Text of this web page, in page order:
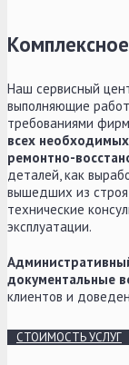
Наш сервисный
выполняющие
требованиями
всех
ремонтно-
деталей, как
вышедших из
технические
эксплуатации.
документальные
клиентов и
СТОИМОСТЬ УСЛУГ